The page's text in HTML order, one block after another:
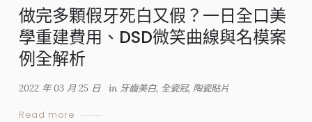
做完多顆假牙死白又假？一日全口美
學重建費用、DSD微笑曲線與名模案
例全解析
2022 年 03 月 25 日 in 牙齒美白, 全瓷冠, 陶瓷貼片
Read more